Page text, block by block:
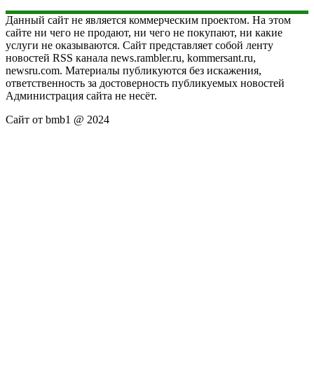
Данный сайт не является коммерческим проектом. На этом
сайте ни чего не продают, ни чего не покупают, ни какие
услуги не оказываются. Сайт представляет собой ленту
новостей RSS канала news.rambler.ru, kommersant.ru,
newsru.com. Материалы публикуются без искажения,
ответственность за достоверность публикуемых новостей
Администрация сайта не несёт.
Сайт от bmb1 @ 2024